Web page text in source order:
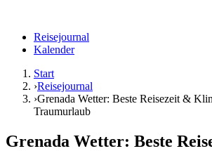
Reisejournal
Kalender
Start
›Reisejournal
›Grenada Wetter: Beste Reisezeit &
Traumurlaub
Grenada Wetter: Beste